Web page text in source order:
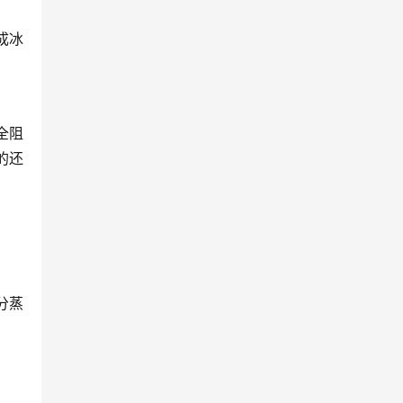
冰
阻
还
蒸